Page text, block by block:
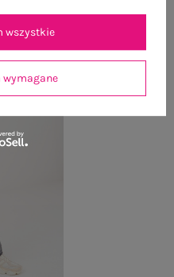
wymagane
wszystkie